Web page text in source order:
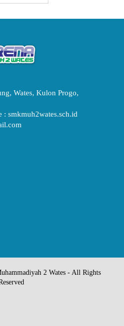
Wates, Kulon Progo,
: smkmuh2wates.sch.id
2 Wates - All Rights